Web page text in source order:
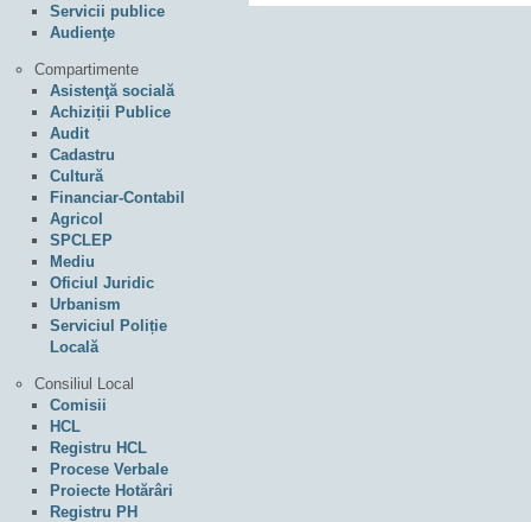
Servicii publice
Audienţe
Compartimente
Asistenţă socială
Achiziții Publice
Audit
Cadastru
Cultură
Financiar-Contabil
Agricol
SPCLEP
Mediu
Oficiul Juridic
Urbanism
Serviciul Poliție
Locală
Consiliul Local
Comisii
HCL
Registru HCL
Procese Verbale
Proiecte Hotărâri
Registru PH